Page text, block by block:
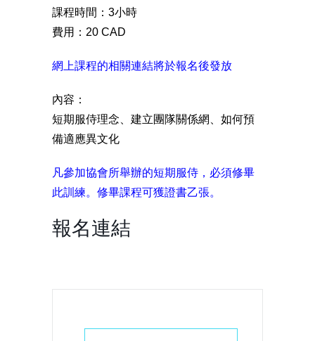
課程時間：3小時
費用：20 CAD
網上課程的相關連結將於報名後發放
內容：
短期服侍理念、建立團隊關係網、如何預
備適應異文化
凡參加協會所舉辦的短期服侍，必須修畢
此訓練。修畢課程可獲證書乙張。
報名連結